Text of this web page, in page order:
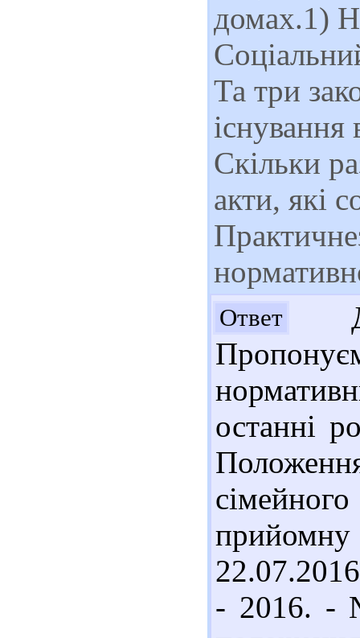
домах.1)
Та три
існування
Скільки
акти, які
Ответ
останні
- 2016. -